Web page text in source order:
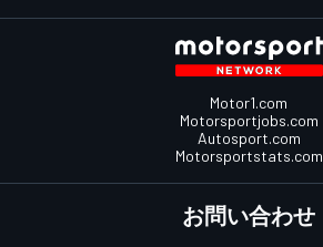
Motor1.com
Motorsportjobs.com
Autosport.com
Motorsportstats.com
お問い合わせ